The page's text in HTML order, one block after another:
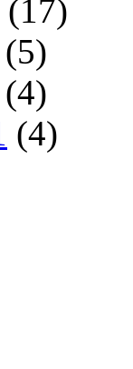
(17)
(5)
(4)
(4)